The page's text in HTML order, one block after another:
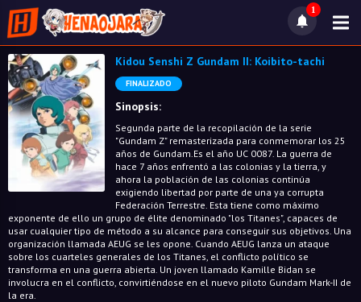
1
Kidou Senshi Z Gundam II: Koibito-tachi
FINALIZADO
Sinopsis:
Segunda parte de la recopilación de la serie
"Gundam Z" remasterizada para conmemorar los 25
años de Gundam.Es el año UC 0087. La guerra de
hace 7 años enfrentó a las colonias y la tierra, y
ahora la población de las colonias continúa
exigiendo libertad por parte de una ya corrupta
Federación Terrestre. Esta tiene como máximo
exponente de ello un grupo de élite denominado "los Titanes", capaces de
usar cualquier tipo de método a su alcance para conseguir sus objetivos. Una
organización llamada AEUG se les opone. Cuando AEUG lanza un ataque
sobre los cuarteles generales de los Titanes, el conflicto político se
transforma en una guerra abierta. Un joven llamado Kamille Bidan se
involucra en el conflicto, convirtiéndose en el nuevo piloto Gundam Mark-II de
la era.